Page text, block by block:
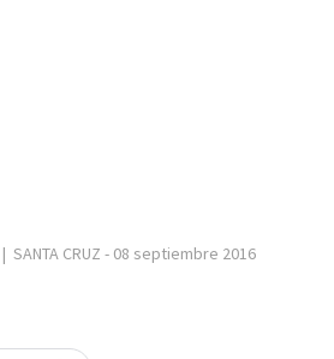
| SANTA CRUZ - 08 septiembre 2016